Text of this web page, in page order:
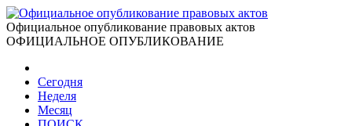
Официальное опубликование правовых актов
ОФИЦИАЛЬНОЕ ОПУБЛИКОВАНИЕ
Сегодня
Неделя
Месяц